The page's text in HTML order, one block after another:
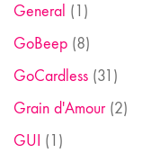
General (1)
GoBeep (8)
GoCardless (31)
Grain d'Amour(2)
GUI (1)